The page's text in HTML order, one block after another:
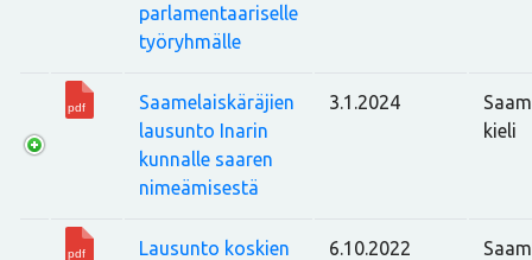
parlamentaariselle
työryhmälle
Saamelaiskäräjien
lausunto Inarin
kunnalle saaren
nimeämisestä
3.1.2024
kieli
Lausunto koskien
6.10.2022